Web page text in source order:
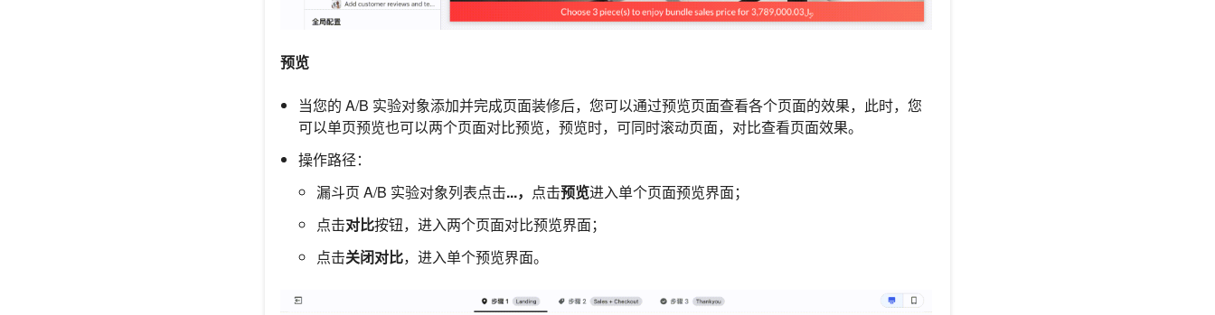
预览
当您的 A/B 实验对象添加并完成页面装修后，您可以通过预览页面查看各个页面的效果，此时，您
可以单页预览也可以两个页面对比预览，预览时，可同时滚动页面，对比查看页面效果。
操作路径：
漏斗页 A/B 实验对象列表点击...， 点击预览进入单个页面预览界面；
点击对比按钮，进入两个页面对比预览界面；
点击关闭对比，进入单个预览界面。